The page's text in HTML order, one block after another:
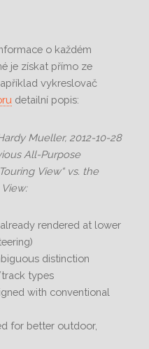
o každém
je získat přímo ze
vykreslovač
detailní popis:
Mueller, 2012-10-28
All-Purpose
View“ vs. the
rendered at lower
distinction
types
with conventional
for better outdoor,